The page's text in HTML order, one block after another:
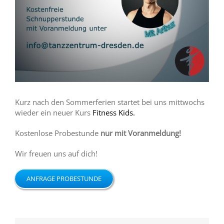
Kurz nach den Sommerferien startet bei uns mittwochs
wieder ein neuer Kurs Fitness Kids.
Kostenlose Probestunde nur mit Voranmeldung!
Wir freuen uns auf dich!
ANFRAGE PROBESTUNDE